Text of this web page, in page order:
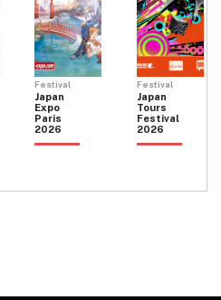
Festival
Japan
Expo
Paris
2026
Festival
Japan
Tours
Festival
2026